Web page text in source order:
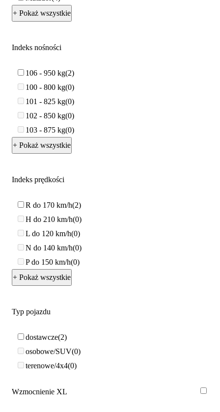
+ Pokaż wszystkie
Indeks nośności
106 - 950 kg 2
100 - 800 kg 0
101 - 825 kg 0
102 - 850 kg 0
103 - 875 kg 0
+ Pokaż wszystkie
Indeks prędkości
R do 170 km/h 2
H do 210 km/h 0
L do 120 km/h 0
N do 140 km/h 0
P do 150 km/h 0
+ Pokaż wszystkie
Typ pojazdu
dostawcze 2
osobowe/SUV 0
terenowe/4x4 0
Wzmocnienie XL